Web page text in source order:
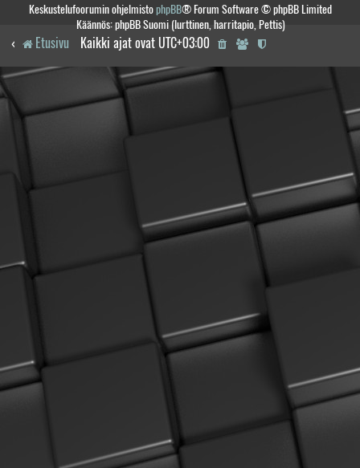
Keskustelufoorumin ohjelmistophpBB® Forum Software © phpBB Limited
Käännös: phpBB Suomi (lurttinen, harritapio, Pettis)
Etusivu Kaikki ajat ovat UTC+03:00